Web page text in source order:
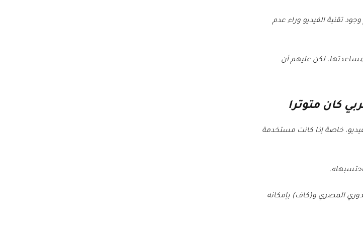
تقنية الفيديو وراء عدم
لكن عليهم أن
كان متوترا
خاصة إذا كانت مستخدمة
المصري و(كاف) بإمكانه